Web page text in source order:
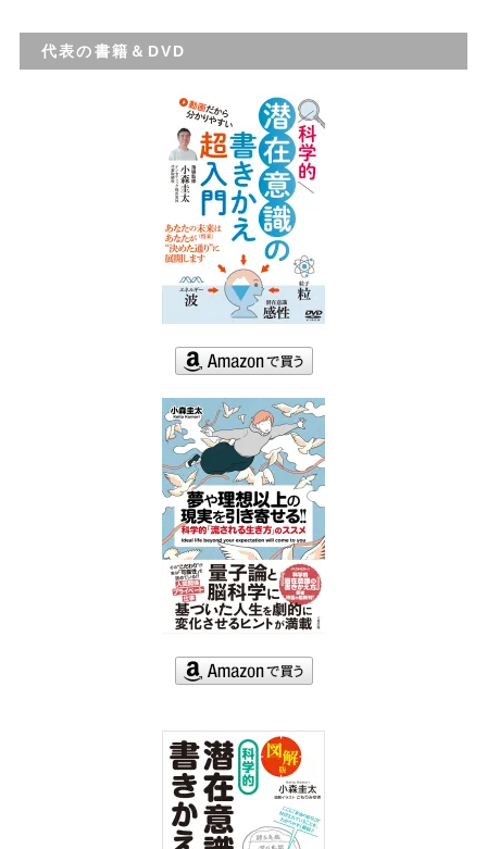
代表の書籍＆DVD